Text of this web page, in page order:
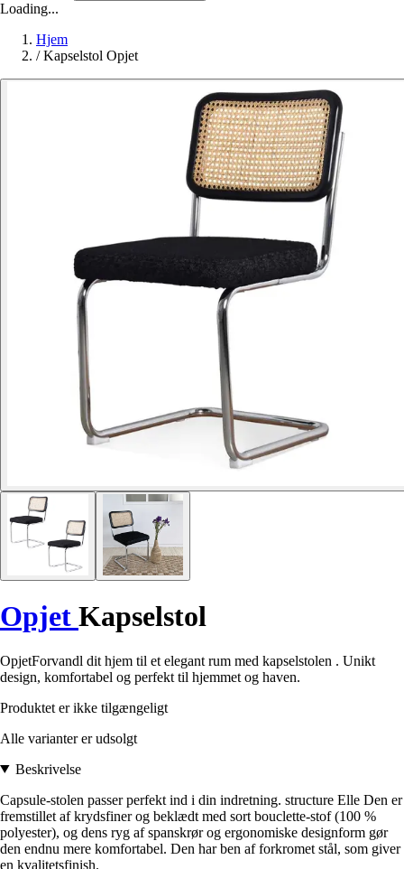
Loading...
Hjem
/ Kapselstol Opjet
Opjet Kapselstol
OpjetForvandl dit hjem til et elegant rum med kapselstolen . Unikt
design, komfortabel og perfekt til hjemmet og haven.
Produktet er ikke tilgængeligt
Alle varianter er udsolgt
Beskrivelse
Capsule-stolen passer perfekt ind i din indretning. structure Elle Den er
fremstillet af krydsfiner og beklædt med sort bouclette-stof (100 %
polyester), og dens ryg af spanskrør og ergonomiske designform gør
den endnu mere komfortabel. Den har ben af forkromet stål, som giver
en kvalitetsfinish.